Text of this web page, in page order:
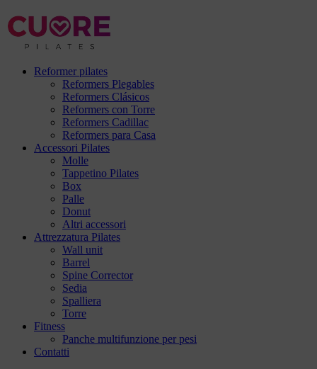
Reformer pilates
Reformers Plegables
Reformers Clásicos
Reformers con Torre
Reformers Cadillac
Reformers para Casa
Accessori Pilates
Molle
Tappetino Pilates
Box
Palle
Donut
Altri accessori
Attrezzatura Pilates
Wall unit
Barrel
Spine Corrector
Sedia
Spalliera
Torre
Fitness
Panche multifunzione per pesi
Contatti